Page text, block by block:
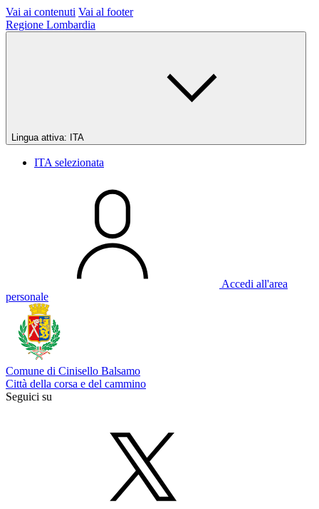
Vai ai contenuti Vai al footer
Regione Lombardia
Lingua attiva: ITA
ITA selezionata
Accedi all'area
personale
Comune di Cinisello Balsamo
Città della corsa e del cammino
Seguici su